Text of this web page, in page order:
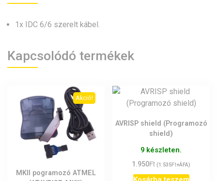
1x IDC 6/6 szerelt kábel.
Kapcsolódó termékek
Akció!
MKII pogramozó ATMEL
AVRISP shield (Programozó
shield)
9 készleten.
1.950Ft (1.535Ft+ÁFA)